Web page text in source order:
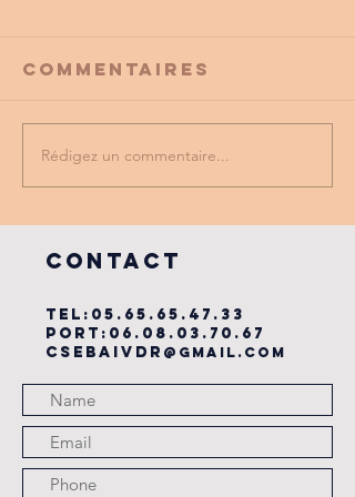
PROMO
PARTENAIRE
Commentaires
Rédigez un commentaire...
COntact
TEL: 05.65.65.47.33
PORT: 06.08.03.70.67
csebaivdr @gmail.com